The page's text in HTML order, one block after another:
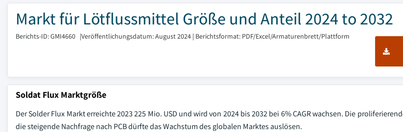
Markt für Lötflussmittel Größe und Anteil 2024 to 2032
Berichts-ID: GMI4660 |Veröffentlichungsdatum: August 2024 | Berichtsformat: PDF/Excel/Armaturenbrett/Plattform
Soldat Flux Marktgröße
Der Solder Flux Markt erreichte 2023 225 Mio. USD und wird von 2024 bis 2032 bei 6% CAGR wachsen. Die
die steigende Nachfrage nach PCB dürfte das Wachstum des globalen Marktes auslösen.